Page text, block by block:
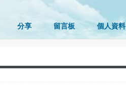
分享 留言板 個人資料